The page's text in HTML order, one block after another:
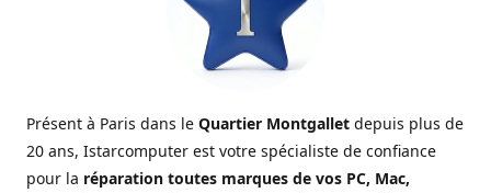
Présent à Paris dans le Quartier Montgallet depuis plus de
20 ans, Istarcomputer est votre spécialiste de confiance
pour la réparation toutes marques de vos PC, Mac,